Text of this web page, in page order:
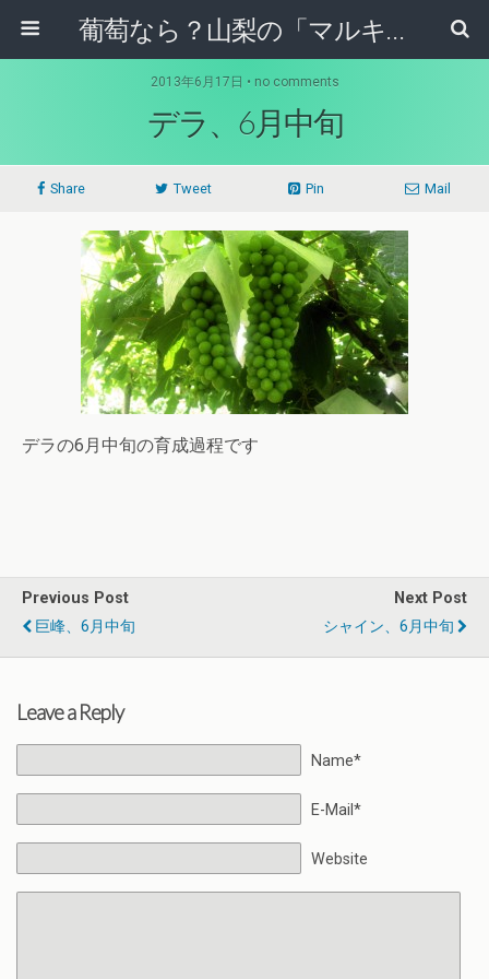
葡萄なら？山梨の「マルキ果樹園」！！
2013年6月17日 • no comments
デラ、6月中旬
Share Tweet Pin Mail
デラの6月中旬の育成過程です
Previous Post
巨峰、6月中旬
Next Post
シャイン、6月中旬
Leave a Reply
Name*
E-Mail*
Website